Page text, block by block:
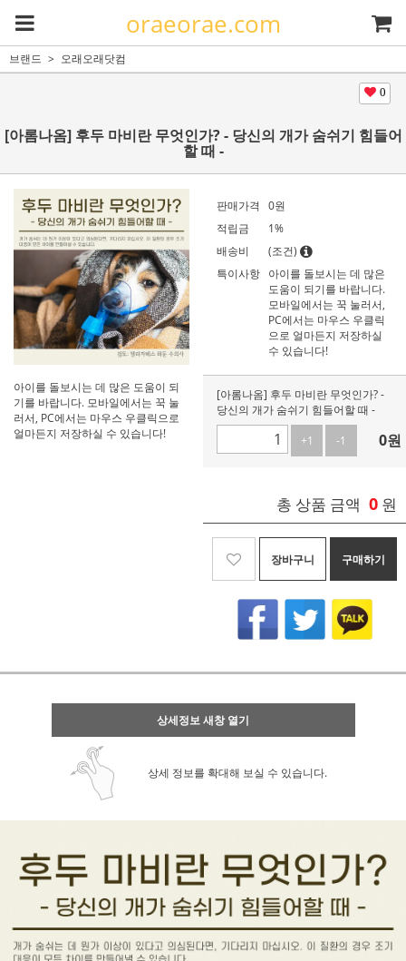
oraeorae.com
브랜드 오래오래닷컴
0
[아롬나옴] 후두 마비란 무엇인가? - 당신의 개가 숨쉬기 힘들어
할 때 -
아이를 돌보시는 데 많은 도움이 되
기를 바랍니다. 모바일에서는 꾹 눌
러서, PC에서는 마우스 우클릭으로
얼마든지 저장하실 수 있습니다!
판매가격 0원
적립금
1%
배송비
(조건)
특이사항 아이를 돌보시는 데 많은
도움이 되기를 바랍니다.
모바일에서는 꾹 눌러서,
PC에서는 마우스 우클릭
으로 얼마든지 저장하실
수 있습니다!
[아롬나옴] 후두 마비란 무엇인가? -
당신의 개가 숨쉬기 힘들어할 때 -
+1
-1 0원
총 상품 금액 0 원
장바구니 구매하기
상세정보 새창 열기
상세 정보를 확대해 보실 수 있습니다.